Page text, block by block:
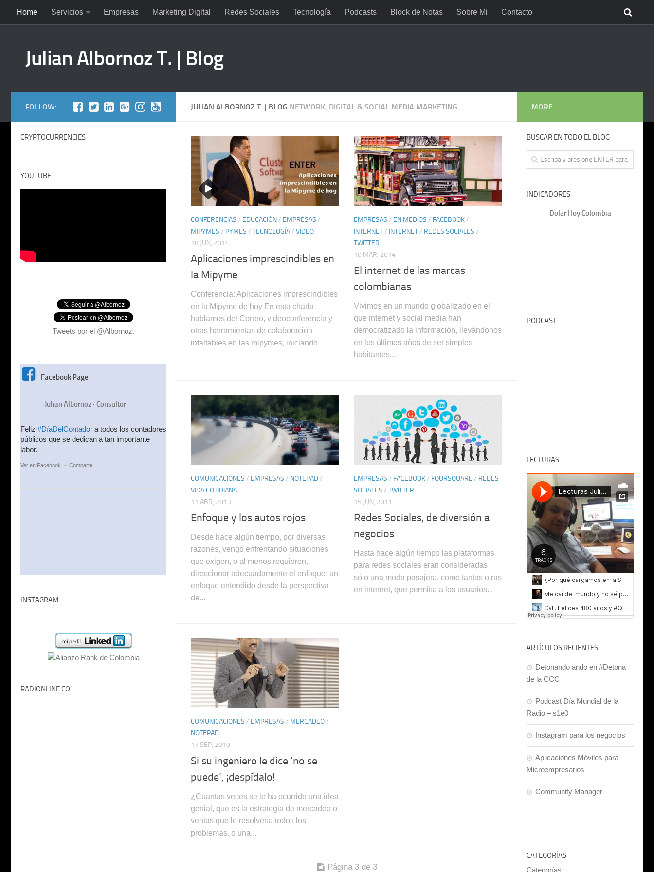
Home Servicios Empresas Marketing Digital Redes Sociales Tecnología Podcasts Block de Notas Sobre Mi Contacto
Julian Albornoz T. | Blog
JULIAN ALBORNOZ T. | BLOG NETWORK, DIGITAL & SOCIAL MEDIA MARKETING
CONFERENCIAS / EDUCACIÓN/ EMPRESAS /
MIPYMES / PYMES / TECNOLOGÍA/ VIDEO
18 JUN, 2014
Aplicaciones imprescindibles en
la Mipyme
Conferencia: Aplicaciones imprescindibles
en la Mipyme de hoy En esta charla
hablamos del Correo, videoconferencia y
otras herramientas de colaboración
infaltables en las mipymes, iniciando...
EMPRESAS / EN MEDIOS / FACEBOOK/
INTERNET/ INTERNET/ REDES SOCIALES /
TWITTER
10 MAR, 2014
El internet de las marcas
colombianas
Vivimos en un mundo globalizado en el
que internet y social media han
democratizado la información, llevándonos
en los últimos años de ser simples
habitantes...
COMUNICACIONES / EMPRESAS / NOTEPAD/
VIDA COTIDIANA
11 ABR, 2013
Enfoque y los autos rojos
Desde hace algún tiempo, por diversas
razones, vengo enfrentando situaciones
que exigen, o al menos requieren,
direccionar adecuadamente el enfoque; un
enfoque entendido desde la perspectiva
de...
EMPRESAS / FACEBOOK/ FOURSQUARE / REDES
SOCIALES / TWITTER
15 JUN, 2011
Redes Sociales, de diversión a
negocios
Hasta hace algún tiempo las plataformas
para redes sociales eran consideradas
sólo una moda pasajera, como tantas otras
en internet, que permitía a los usuarios...
COMUNICACIONES / EMPRESAS / MERCADEO/
NOTEPAD
17 SEP, 2010
Si su ingeniero le dice ‘no se
puede’, ¡despídalo!
¿Cuantas veces se le ha ocurrido una idea
genial, que es la estrategia de mercadeo o
ventas que le resolvería todos los
problemas, o una...
Página 3 de 3
FOLLOW:
CRYPTOCURRENCIES
YOUTUBE
Tweets por el @Albornoz.
Facebook Page
Julian Albornoz · Consultor
Feliz #DíaDelContador a todos los contadores
públicos que se dedican a tan importante
labor.
Ver en Facebook · Comparte
INSTAGRAM
RADIONLINE.CO
MORE
BUSCAR EN TODO EL BLOG
INDICADORES
Dolar Hoy Colombia
PODCAST
LECTURAS
ARTÍCULOS RECIENTES
Detonando ando en #Detona
de la CCC
Podcast Día Mundial de la
Radio – s1e0
Instagram para los negocios
Aplicaciones Móviles para
Microempresarios
Community Manager
CATEGORÍAS
Categorías